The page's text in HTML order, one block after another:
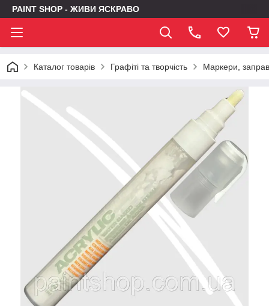
PAINT SHOP - ЖИВИ ЯСКРАВО
Каталог товарів Графіті та творчість Маркери,